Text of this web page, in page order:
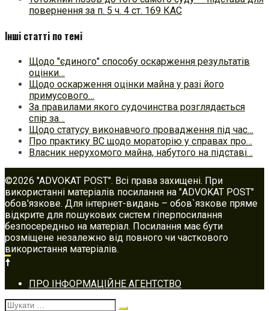
повернення за п. 5 ч. 4 ст. 169 КАС
Інші статті по темі
Щодо "єдиного" способу оскарження результатів
оцінки…
Щодо оскарження оцінки майна у разі його
примусового…
За правилами якого судочинства розглядається
спір за…
Щодо статусу виконавчого провадження під час…
Про практику ВС щодо мораторію у справах про…
Власник нерухомого майна, набутого на підставі…
©2026 "ADVOKAT POST". Всі права захищені. При
використанні матеріалів посилання на "ADVOKAT POST"
обов'язкове. Для інтернет-видань – обов`язкове пряме
відкрите для пошукових систем гіперпосилання
безпосередньо на матеріал. Посилання має бути
розміщене незалежно від повного чи часткового
використання матеріалів.
Footer
navigation
ПРО ІНФОРМАЦІЙНЕ АГЕНТСТВО
Шукати: